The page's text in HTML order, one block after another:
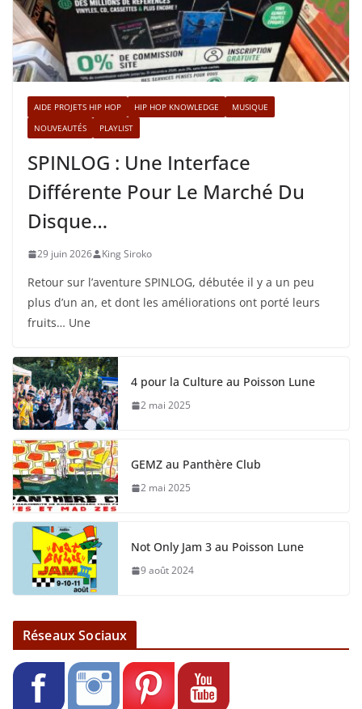
AIDE PROJETS HIP HOP HIP HOP KNOWLEDGE
MUSIQUE
NOUVEAUTÉS
PLAYLIST
SPINLOG : Une Interface
Différente Pour Le Marché Du
Disque…
29 juin 2026 King Siroko
Retour sur l’aventure SPINLOG, débutée il y a un peu
plus d’un an, et dont les améliorations ont porté leurs
fruits… Une
4 pour la Culture au Poisson Lune
2 mai 2025
GEMZ au Panthère Club
2 mai 2025
Not Only Jam 3 au Poisson Lune
9 août 2024
Réseaux Sociaux